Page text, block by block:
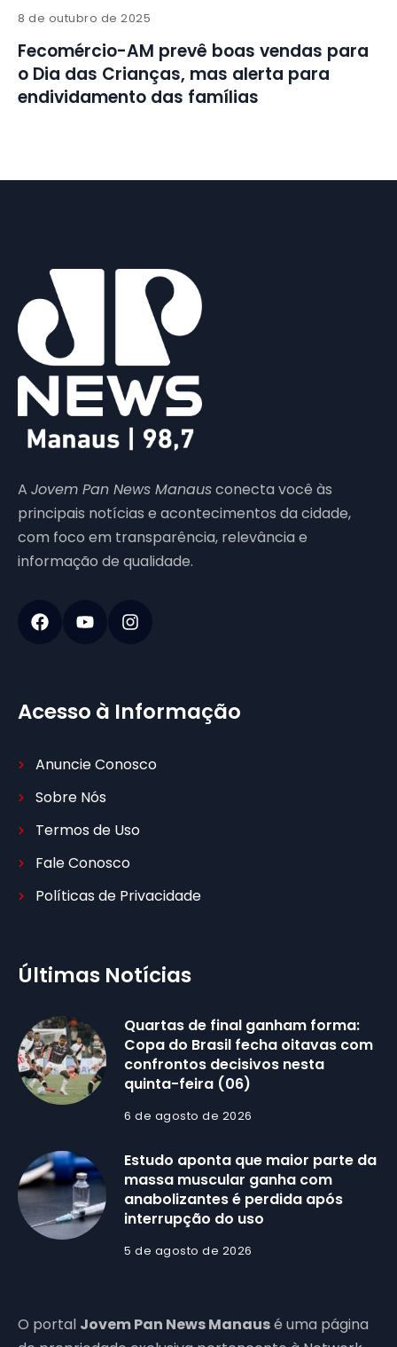
8 de outubro de 2025
Fecomércio-AM prevê boas vendas para
o Dia das Crianças, mas alerta para
endividamento das famílias
A Jovem Pan News Manausconecta você às
principais notícias e acontecimentos da cidade,
com foco em transparência, relevância e
informação de qualidade.
Acesso à Informação
Anuncie Conosco
Sobre Nós
Termos de Uso
Fale Conosco
Políticas de Privacidade
Últimas Notícias
Quartas de final ganham forma:
Copa do Brasil fecha oitavas com
confrontos decisivos nesta
quinta-feira (06)
6 de agosto de 2026
Estudo aponta que maior parte da
massa muscular ganha com
anabolizantes é perdida após
interrupção do uso
5 de agosto de 2026
O portal Jovem Pan News Manausé uma página